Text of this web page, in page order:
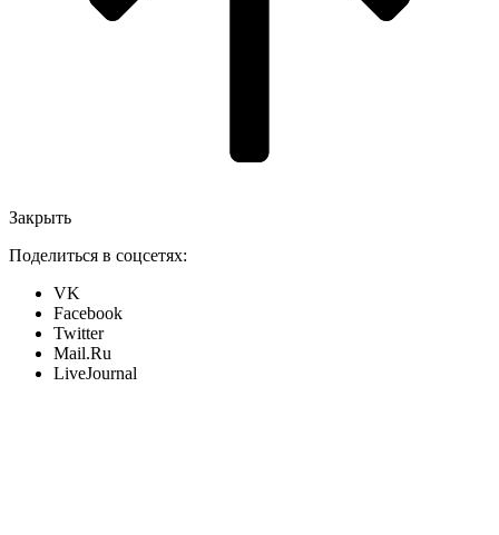
Закрыть
Поделиться в соцсетях:
VK
Facebook
Twitter
Mail.Ru
LiveJournal